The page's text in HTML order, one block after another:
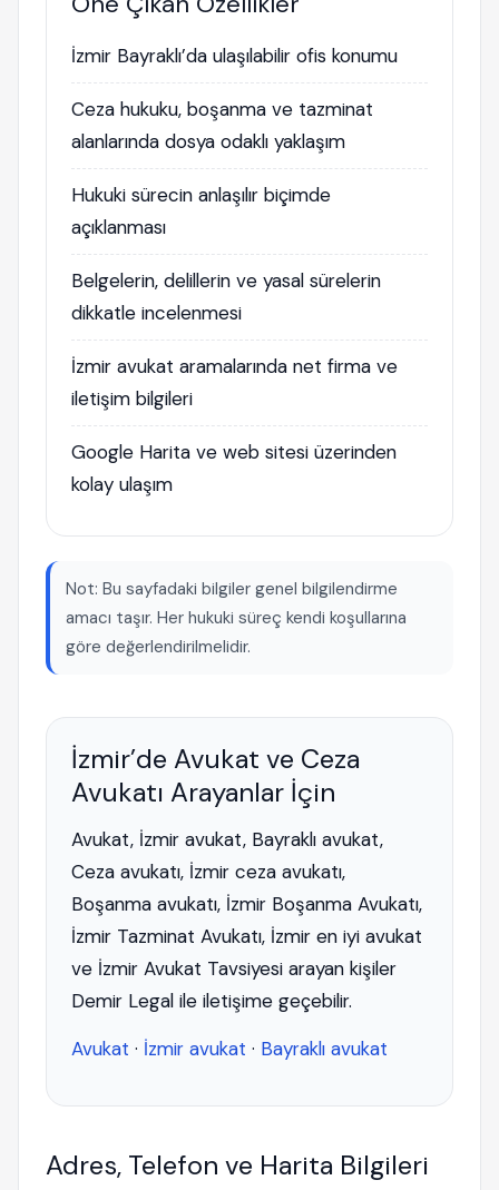
İzmir Bayraklı’da ulaşılabilir ofis konumu
Ceza hukuku, boşanma ve tazminat
alanlarında dosya odaklı yaklaşım
Hukuki sürecin anlaşılır biçimde
açıklanması
Belgelerin, delillerin ve yasal sürelerin
dikkatle incelenmesi
İzmir avukat aramalarında net firma ve
iletişim bilgileri
Google Harita ve web sitesi üzerinden
kolay ulaşım
Not: Bu sayfadaki bilgiler genel bilgilendirme
amacı taşır. Her hukuki süreç kendi koşullarına
göre değerlendirilmelidir.
İzmir’de Avukat ve Ceza
Avukatı Arayanlar İçin
Avukat, İzmir avukat, Bayraklı avukat,
Ceza avukatı, İzmir ceza avukatı,
Boşanma avukatı, İzmir Boşanma Avukatı,
İzmir Tazminat Avukatı, İzmir en iyi avukat
ve İzmir Avukat Tavsiyesi arayan kişiler
Demir Legal ile iletişime geçebilir.
Avukat · İzmir avukat · Bayraklı avukat
Adres, Telefon ve Harita Bilgileri